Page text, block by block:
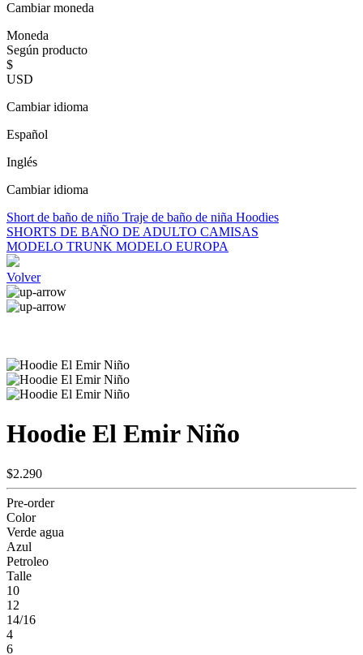
Cambiar moneda
Moneda
Según producto
$
USD
Cambiar idioma
Español
Inglés
Cambiar idioma
Short de baño de niño Traje de baño de niña Hoodies
SHORTS DE BAÑO DE ADULTO CAMISAS
MODELO TRUNK MODELO EUROPA
Volver
Hoodie El Emir Niño
$2.290
Pre-order
Color
Verde agua
Azul
Petroleo
Talle
10
12
14/16
4
6